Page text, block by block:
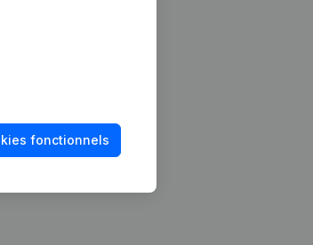
fonctionnels